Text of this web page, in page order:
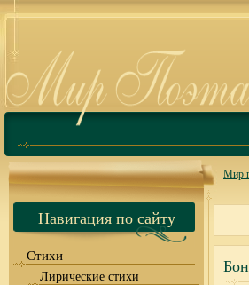
Навигация по сайту
Стихи
Лирические стихи
Мир